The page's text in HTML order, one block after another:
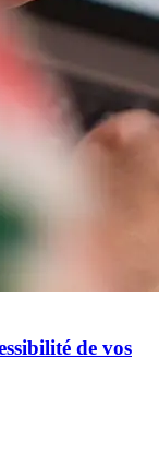
de vos